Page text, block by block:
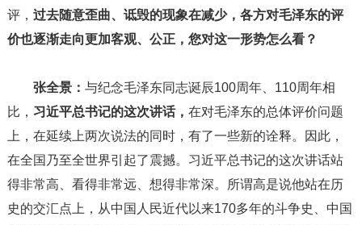
评， 过去随意歪曲、诋毁的现象在减少，各方对毛泽东的评
价也逐渐走向更加客观、公正，您对这一形势怎么看？
张全景： 与纪念毛泽东同志诞辰100周年、110周年相
比， 习近平总书记的这次讲话， 在对毛泽东的总体评价问题
上，在延续上两次说法的同时，有了一些新的诠释。因此，
在全国乃至全世界引起了震撼。习近平总书记的这次讲话站
得非常高、看得非常远、想得非常深。所谓高是说他站在历
史的交汇点上，从中国人民近代以来170多年的斗争史、中国